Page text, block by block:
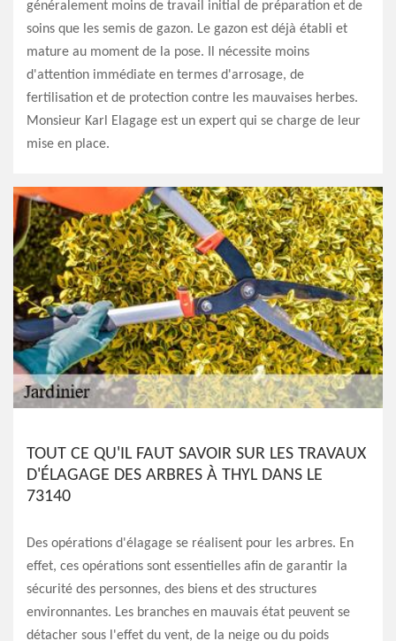
généralement moins de travail initial de préparation et de
soins que les semis de gazon. Le gazon est déjà établi et
mature au moment de la pose. Il nécessite moins
d'attention immédiate en termes d'arrosage, de
fertilisation et de protection contre les mauvaises herbes.
Monsieur Karl Elagage est un expert qui se charge de leur
mise en place.
TOUT CE QU'IL FAUT SAVOIR SUR LES TRAVAUX
D'ÉLAGAGE DES ARBRES À THYL DANS LE
73140
Des opérations d'élagage se réalisent pour les arbres. En
effet, ces opérations sont essentielles afin de garantir la
sécurité des personnes, des biens et des structures
environnantes. Les branches en mauvais état peuvent se
détacher sous l'effet du vent, de la neige ou du poids